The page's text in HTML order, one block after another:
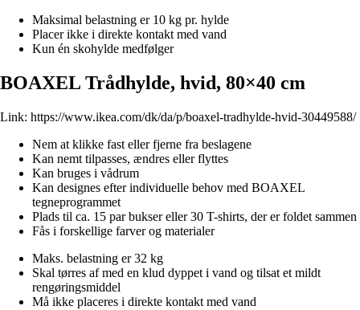
Maksimal belastning er 10 kg pr. hylde
Placer ikke i direkte kontakt med vand
Kun én skohylde medfølger
BOAXEL Trådhylde, hvid, 80×40 cm
Link: https://www.ikea.com/dk/da/p/boaxel-tradhylde-hvid-30449588/
Nem at klikke fast eller fjerne fra beslagene
Kan nemt tilpasses, ændres eller flyttes
Kan bruges i vådrum
Kan designes efter individuelle behov med BOAXEL
tegneprogrammet
Plads til ca. 15 par bukser eller 30 T-shirts, der er foldet sammen
Fås i forskellige farver og materialer
Maks. belastning er 32 kg
Skal tørres af med en klud dyppet i vand og tilsat et mildt
rengøringsmiddel
Må ikke placeres i direkte kontakt med vand